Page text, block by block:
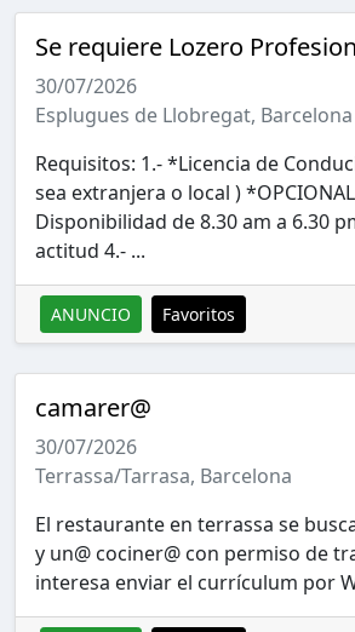
Se requiere Lozero
30/07/2026
Esplugues de Llobregat, Barcelona
Requisitos: 1.- *Licencia de
sea extranjera o local )
Disponibilidad de 8.30 am a 6.30
actitud 4.- ...
ANUNCIO Favoritos
camarer@
30/07/2026
Terrassa/Tarrasa, Barcelona
El restaurante en terrassa se
y un@ cociner@ con permiso de
interesa enviar el currículum por